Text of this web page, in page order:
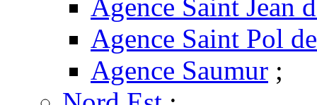
Agence Saint Jean
Agence Saint Pol
Agence Saumur ;